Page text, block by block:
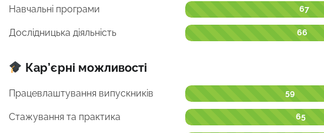
Навчальні програми 67
Дослідницька діяльність 66
Кар’єрні можливості
Працевлаштування випускників 59
Стажування та практика 65